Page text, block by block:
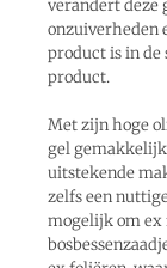
verandert deze
onzuiverheden
product is in de
product.
Met zijn hoge
gel
uitstekende
zelfs een
mogelijk om